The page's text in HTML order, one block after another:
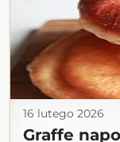
16 lutego 2026
Graffe